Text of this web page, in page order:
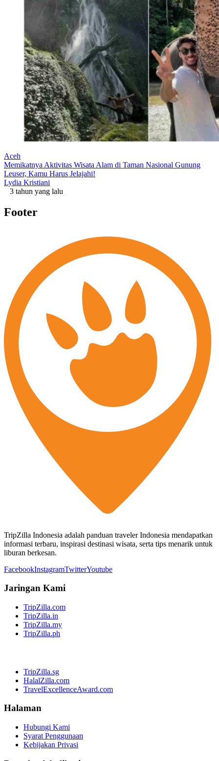
Aceh
Memikatnya Aktivitas Wisata Alam di Taman Nasional Gunung
Leuser, Kamu Harus Jelajahi!
Lydia Kristiani
3 tahun yang lalu
Footer
TripZilla Indonesia adalah panduan traveler Indonesia mendapatkan
informasi terbaru, inspirasi destinasi wisata, serta tips menarik untuk
liburan berkesan.
FacebookInstagramTwitterYoutube
Jaringan Kami
TripZilla.com
TripZilla.in
TripZilla.my
TripZilla.ph
TripZilla.sg
HalalZilla.com
TravelExcellenceAward.com
Halaman
Hubungi Kami
Syarat Penggunaan
Kebijakan Privasi